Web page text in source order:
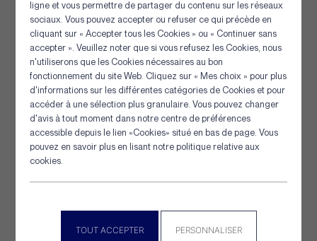
Panneau de gestion des cookies
ligne et vous permettre de partager du contenu sur les réseaux
sociaux. Vous pouvez accepter ou refuser ce qui précède en
cliquant sur « Accepter tous les Cookies » ou « Continuer sans
accepter ». Veuillez noter que si vous refusez les Cookies, nous
n'utiliserons que les Cookies nécessaires au bon
fonctionnement du site Web. Cliquez sur « Mes choix » pour plus
d'informations sur les différentes catégories de Cookies et pour
accéder à une sélection plus granulaire. Vous pouvez changer
d'avis à tout moment dans notre centre de préférences
accessible depuis le lien «Cookies» situé en bas de page. Vous
pouvez en savoir plus en lisant notre politique relative aux
cookies.
TOUT ACCEPTER PERSONNALISER
Panier plein